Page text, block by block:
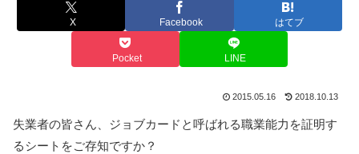
X Facebook はてブ
Pocket LINE
2015.05.16 2018.10.13
失業者の皆さん、ジョブカードと呼ばれる職業能力を証明す
るシートをご存知ですか？